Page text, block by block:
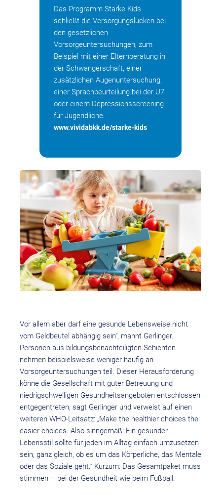
Das Programm Starke Kids
schließt die Versorgungslücken bei
den gesetzlichen
Vorsorgeuntersuchungen, zum
Beispiel mit einer Elternberatung in
der Schwangerschaft, einer
zusätzlichen Augenuntersuchung,
einer Sprachbeurteilung bei der U7
oder einem Depressionsscreening
für Jugendliche.
www.vividabkk.de/starke-kids
Vor allem aber darf eine gesunde Lebensweise nicht
vom Geldbeutel abhängig sein“, mahnt Gerlinger.
Personen aus bildungsbenachteiligten Schichten
nehmen beispielsweise weniger häufig an
Vorsorgeuntersuchungen teil. Dieser Herausforderung
könne die Gesellschaft mit guter Betreuung und
niedrigschwelligen Gesundheitsangeboten entschlossen
entgegentreten, sagt Gerlinger und verweist auf einen
weiteren WHO-Leitsatz: „Make the healthier choices the
easier choices. Also sinngemäß: Ein gesunder
Lebensstil sollte für jeden im Alltag einfach umzusetzen
sein, ganz gleich, ob es um das Körperliche, das Mentale
oder das Soziale geht.“ Kurzum: Das Gesamtpaket muss
stimmen – bei der Gesundheit wie beim Fußball.